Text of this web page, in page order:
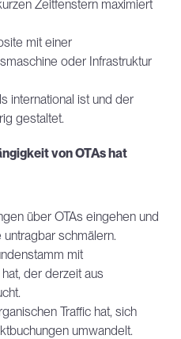
Zeitfenstern maximiert
mit einer
oder Infrastruktur
international ist und der
gestaltet.
von OTAs hat
über OTAs eingehen und
schmälern.
mit
der derzeit aus
Traffic hat, sich
umwandelt.